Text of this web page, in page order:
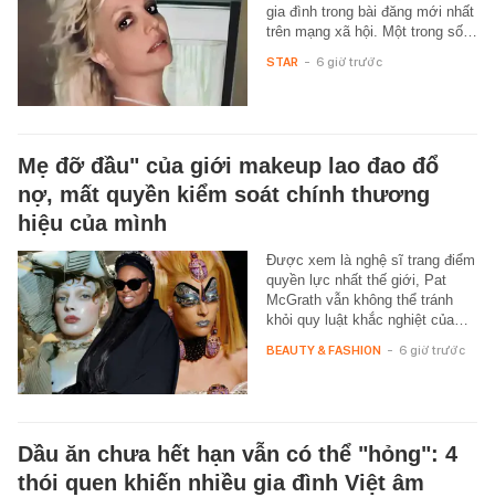
gia đình trong bài đăng mới nhất
trên mạng xã hội. Một trong số…
STAR - 6 giờ trước
Mẹ đỡ đầu" của giới makeup lao đao đổ
nợ, mất quyền kiểm soát chính thương
hiệu của mình
Được xem là nghệ sĩ trang điểm
quyền lực nhất thế giới, Pat
McGrath vẫn không thể tránh
khỏi quy luật khắc nghiệt của…
BEAUTY & FASHION - 6 giờ trước
Dầu ăn chưa hết hạn vẫn có thể "hỏng": 4
thói quen khiến nhiều gia đình Việt âm